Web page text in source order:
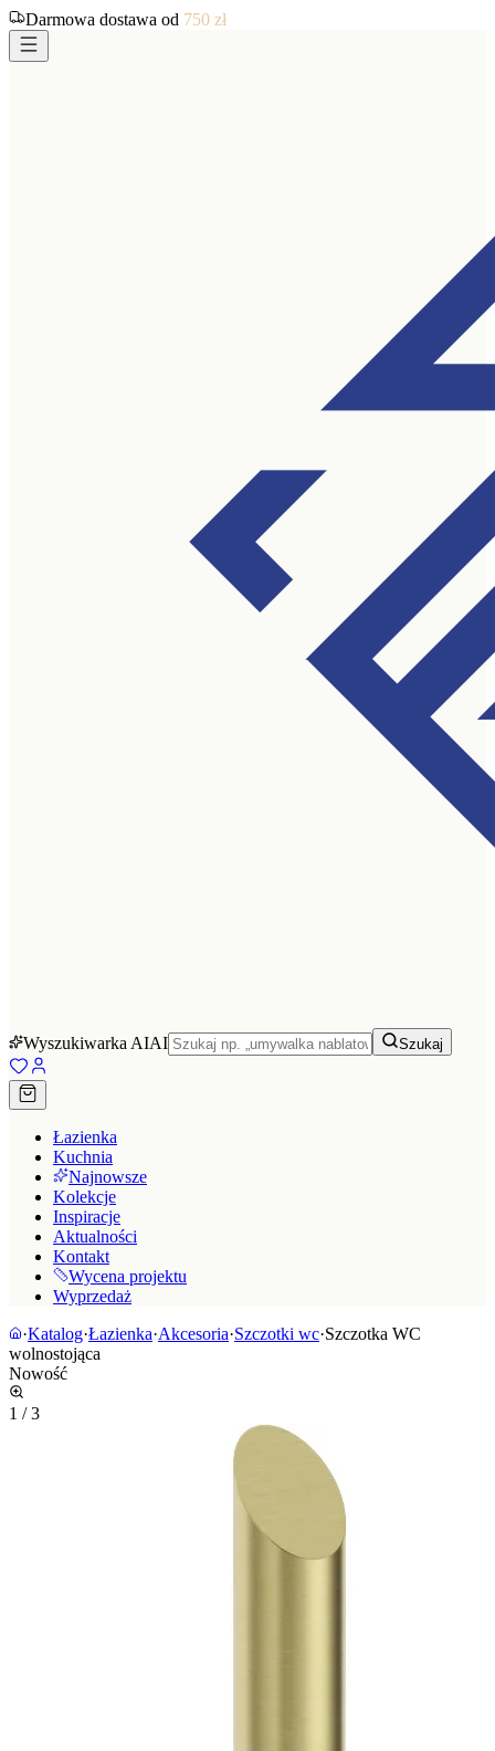
Darmowa dostawa od 750 zł
Wyszukiwarka AIAI Szukaj
Łazienka
Kuchnia
Najnowsze
Kolekcje
Inspiracje
Aktualności
Kontakt
Wycena projektu
Wyprzedaż
·Katalog·Łazienka·Akcesoria·Szczotki wc·Szczotka WC
wolnostojąca
Nowość
1 /3